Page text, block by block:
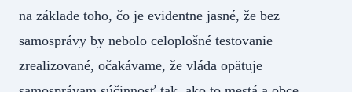
na základe toho, čo je evidentne jasné, že bez
samosprávy by nebolo celoplošné testovanie
zrealizované, očakávame, že vláda opätuje